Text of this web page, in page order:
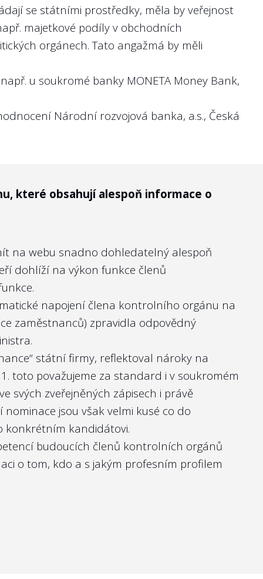
(KPI - key performance indicators) jako
nebo 2025?
a jak cíle plní.
kritérií (KPIs) jako tržby, zisk či
napravila. Opačně i pro management
politickým tlakem nebo odvoláním ze
se státními prostředky, měla by veřejnost
majetkové podíly v obchodních
orgánech. Tato angažmá by měli
u soukromé banky MONETA Money Bank,
Národní rozvojová banka, a.s., Česká
které obsahují alespoň informace o
na webu snadno dohledatelný alespoň
dohlíží na výkon funkce členů
napojení člena kontrolního orgánu na
zaměstnanců) zpravidla odpovědný
státní firmy, reflektoval nároky na
toto považujeme za standard i v soukromém
svých zveřejněných zápisech i právě
jsou však velmi kusé co do
konkrétním kandidátovi.
budoucích členů kontrolních orgánů
o tom, kdo a s jakým profesním profilem